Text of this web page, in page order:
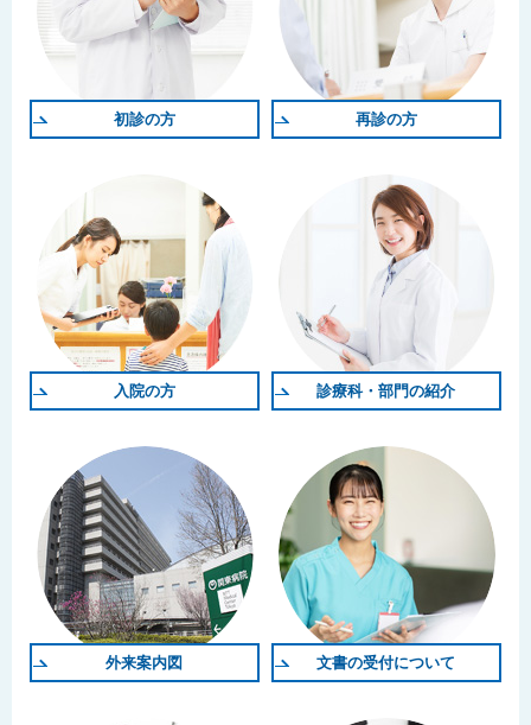
初診の方 再診の方
入院の方 診療科・部門の紹介
外来案内図 文書の受付について